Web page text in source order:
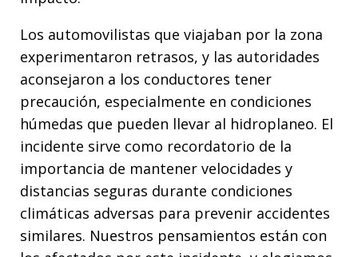
Los automovilistas que viajaban por la zona
experimentaron retrasos, y las autoridades
aconsejaron a los conductores tener
precaución, especialmente en condiciones
húmedas que pueden llevar al hidroplaneo. El
incidente sirve como recordatorio de la
importancia de mantener velocidades y
distancias seguras durante condiciones
climáticas adversas para prevenir accidentes
similares. Nuestros pensamientos están con